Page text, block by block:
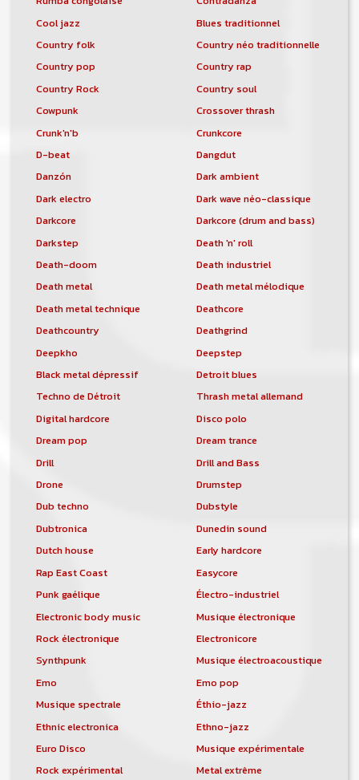
Cool jazz
Blues traditionnel
Country folk
Country néo traditionnelle
Country pop
Country rap
Country Rock
Country soul
Cowpunk
Crossover thrash
Crunk'n'b
Crunkcore
D-beat
Dangdut
Danzón
Dark ambient
Dark electro
Dark wave néo-classique
Darkcore
Darkcore (drum and bass)
Darkstep
Death 'n' roll
Death-doom
Death industriel
Death metal
Death metal mélodique
Death metal technique
Deathcore
Deathcountry
Deathgrind
Deepkho
Deepstep
Black metal dépressif
Detroit blues
Techno de Détroit
Thrash metal allemand
Digital hardcore
Disco polo
Dream pop
Dream trance
Drill
Drill and Bass
Drone
Drumstep
Dub techno
Dubstyle
Dubtronica
Dunedin sound
Dutch house
Early hardcore
Rap East Coast
Easycore
Punk gaélique
Électro-industriel
Electronic body music
Musique électronique
Rock électronique
Electronicore
Synthpunk
Musique électroacoustique
Emo
Emo pop
Musique spectrale
Éthio-jazz
Ethnic electronica
Ethno-jazz
Euro Disco
Musique expérimentale
Rock expérimental
Metal extrême